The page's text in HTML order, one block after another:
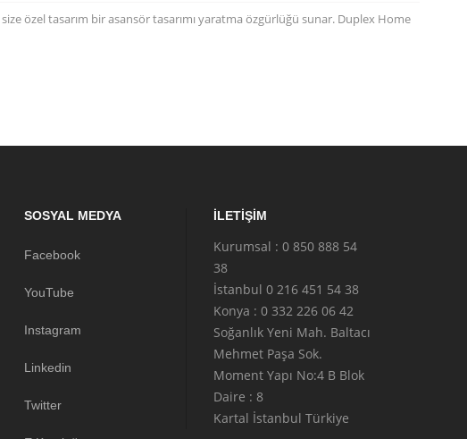
özel tasarım bir asansör tasarımı yaratma özgürlüğü sunar. Duplex Home
SOSYAL MEDYA
Facebook
YouTube
Instagram
Linkedin
Twitter
İLETIŞIM
Kurumsal : 0 850 888 54
38
İstanbul 0 216 451 54 38
Konya : 0 332 226 06 42
Soğanlık Yeni Mah. Baltacı
Mehmet Paşa Sok.
Moment Yapı No:4 B Blok
Daire : 8
Kartal İstanbul Türkiye